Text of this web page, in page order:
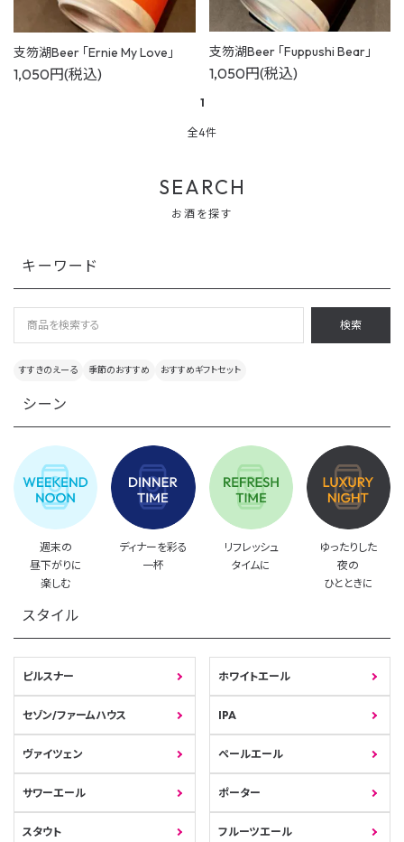
スタイルから選ぶ
コンテンツ
支笏湖Beer 「Ernie My Love」
1,050円(税込)
支笏湖Beer 「Fuppushi Bear」
1,050円(税込)
1
全4件
SEARCH
お酒を探す
キーワード
検索
すすきのえーる 季節のおすすめ おすすめギフトセット
シーン
週末の
昼下がりに
楽しむ
ディナーを彩る
一杯
リフレッシュ
タイムに
ゆったりした
夜の
ひとときに
スタイル
ピルスナー ホワイトエール
セゾン/ファームハウス IPA
ヴァイツェン ペールエール
サワーエール ポーター
スタウト フルーツエール